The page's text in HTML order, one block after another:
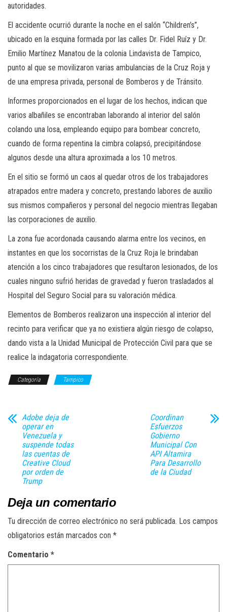
autoridades.
El accidente ocurrió durante la noche en el salón “Children’s”,
ubicado en la esquina formada por las calles Dr. Fidel Ruíz y Dr.
Emilio Martínez Manatou de la colonia Lindavista de Tampico,
punto al que se movilizaron varias ambulancias de la Cruz Roja y
de una empresa privada, personal de Bomberos y de Tránsito.
Informes proporcionados en el lugar de los hechos, indican que
varios albañiles se encontraban laborando al interior del salón
colando una losa, empleando equipo para bombear concreto,
cuando de forma repentina la cimbra colapsó, precipitándose
algunos desde una altura aproximada a los 10 metros.
En el sitio se formó un caos al quedar otros de los trabajadores
atrapados entre madera y concreto, prestando labores de auxilio
sus mismos compañeros y personal del negocio mientras llegaban
las corporaciones de auxilio.
La zona fue acordonada causando alarma entre los vecinos, en
instantes en que los socorristas de la Cruz Roja le brindaban
atención a los cinco trabajadores que resultaron lesionados, de los
cuales ninguno sufrió heridas de gravedad y fueron trasladados al
Hospital del Seguro Social para su valoración médica.
Elementos de Bomberos realizaron una inspección al interior del
recinto para verificar que ya no existiera algún riesgo de colapso,
dando vista a la Unidad Municipal de Protección Civil para que se
realice la indagatoria correspondiente.
Categoría Tampico
Adobe deja de
operar en
Venezuela y
suspende todas
las cuentas de
Creative Cloud
por orden de
Trump
Coordinan
Esfuerzos
Gobierno
Municipal Con
API Altamira
Para Desarrollo
de la Ciudad
Deja un comentario
Tu dirección de correo electrónico no será publicada. Los campos
obligatorios están marcados con *
Comentario *